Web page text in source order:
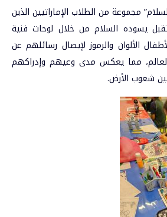
مجموعة من الطلاب الإماراتيين الذين
يسوده السلام من خلال لوحات فنية
الألوان والرموز لإيصال رسائلهم عن
مما يعكس مدى وعيهم وإدراكهم
شعوب الأرض.